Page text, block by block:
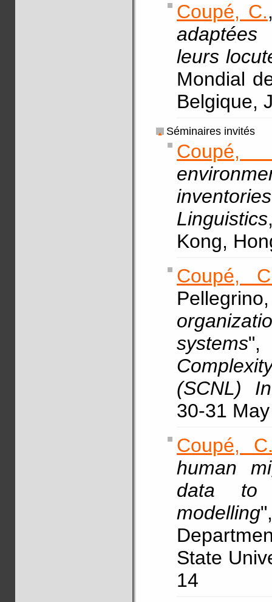
Coupé, C.
adaptées
leurs
Mondial
Belgique,
Séminaires invités
Coupé,
inventories
Linguistics
Kong,
Coupé,
systems
(SCNL)
30-31
Coupé,
human
data to
modelling
State
14